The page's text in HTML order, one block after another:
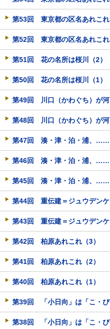
第53回 東京都の区名あれこれ
第52回 東京都の区名あれこれ
第51回 花の名所は桜川（2）
第50回 花の名所は桜川（1）
第49回 川口（かわぐち）が河
第48回 川口（かわぐち）が河
第47回 湊・津・泊・浦、……
第46回 湊・津・泊・浦、……
第45回 湊・津・泊・浦、……
第44回 重伝建＝ジュウデンケ
第43回 重伝建＝ジュウデンケ
第42回 柏原あれこれ（3）
第41回 柏原あれこれ（2）
第40回 柏原あれこれ（1）
第39回 「小日向」は「こ・び
第38回 「小日向」は「こ・び